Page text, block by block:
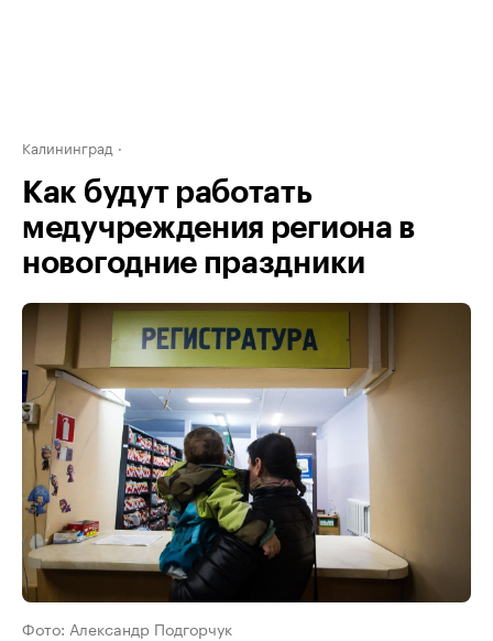
Калининград
Как будут работать
медучреждения региона в
новогодние праздники
Фото: Александр Подгорчук